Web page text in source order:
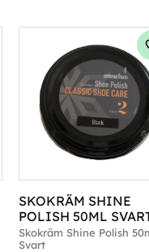
till i favoriter
SKOKRÄM SHINE
POLISH 50ML
Skokräm Shine Polish
Svart